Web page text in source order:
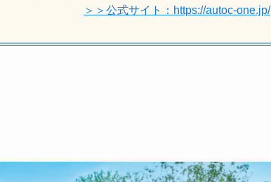
＞＞公式サイト：https://autoc-one.jp/